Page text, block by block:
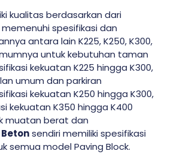
kualitas berdasarkan dari
spesifikasi dan
antara lain K225, K250, K300,
untuk kebutuhan taman
kekuatan K225 hingga K300,
umum dan parkiran
kekuatan K250 hingga K300,
kekuatan K350 hingga K400
muatan berat dan
sendiri memiliki spesifikasi
semua model Paving Block.